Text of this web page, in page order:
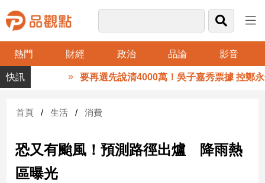
熱門 財經 政治 品論 影音
品
觀
財
台
財
要再選先說清4000萬！吳子嘉秀票據 控鄭永
首頁 生活 消費
恐又有颱風！預測路徑出爐 降雨熱
區曝光